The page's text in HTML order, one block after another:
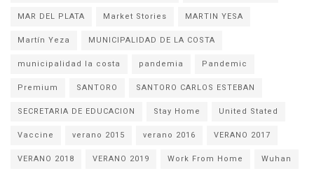
MAR DEL PLATA
Market Stories
MARTIN YESA
Martín Yeza
MUNICIPALIDAD DE LA COSTA
municipalidad la costa
pandemia
Pandemic
Premium
SANTORO
SANTORO CARLOS ESTEBAN
SECRETARIA DE EDUCACION
Stay Home
United Stated
Vaccine
verano 2015 verano 2016
VERANO 2017
VERANO 2018
VERANO 2019 Work From Home Wuhan